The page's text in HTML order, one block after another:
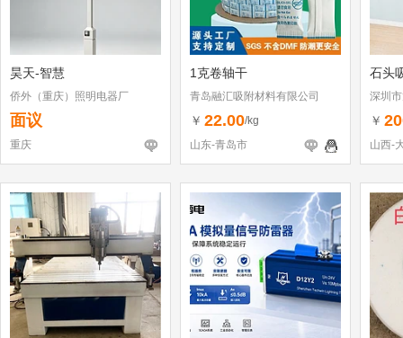
昊天-智慧
侨外（重庆）照明电器厂
面议
重庆
1克卷轴干
青岛融汇吸附材料有限公司
￥ 22.00/kg
山东-青岛市
石头
深圳
（个
￥
山西-